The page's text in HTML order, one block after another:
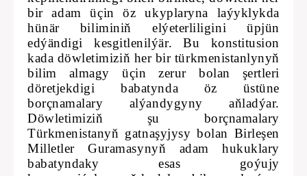
bir adam üçin öz ukyplaryna laýyklykda
hünär biliminiň elýeterliligini üpjün
edýändigi kesgitlenilýär. Bu konstitusion
kada döwletimiziň her bir türkmenistanlynyň
bilim almagy üçin zerur bolan şertleri
döretjekdigi babatynda öz üstüne
borçnamalary alýandygyny aňladýar.
Döwletimiziň şu borçnamalary
Türkmenistanyň gatnaşyjysy bolan Birleşen
Milletler Guramasynyň adam hukuklary
babatyndaky esas goýujy